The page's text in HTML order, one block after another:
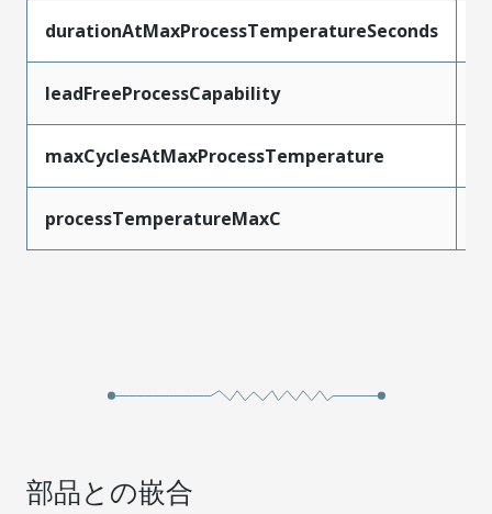
durationAtMaxProcessTemperatureSeconds
leadFreeProcessCapability
maxCyclesAtMaxProcessTemperature
processTemperatureMaxC
部品との嵌合